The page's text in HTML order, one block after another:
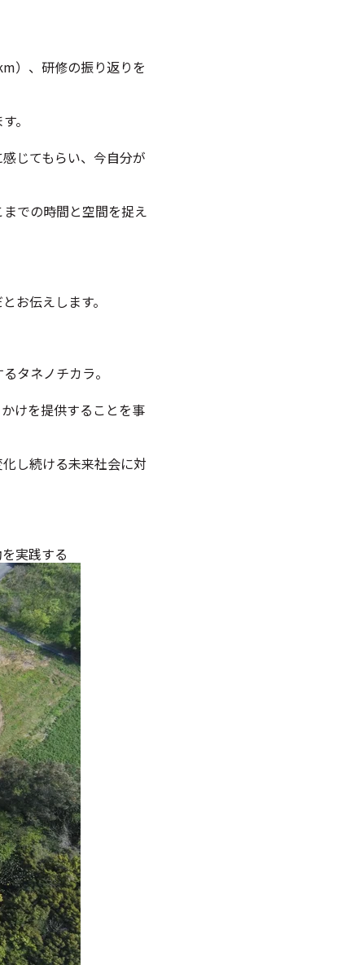
）、研修の振り返りを
。
じてもらい、今自分が
での時間と空間を捉え
お伝えします。
タネノチカラ。
けを提供することを事
し続ける未来社会に対
実践する